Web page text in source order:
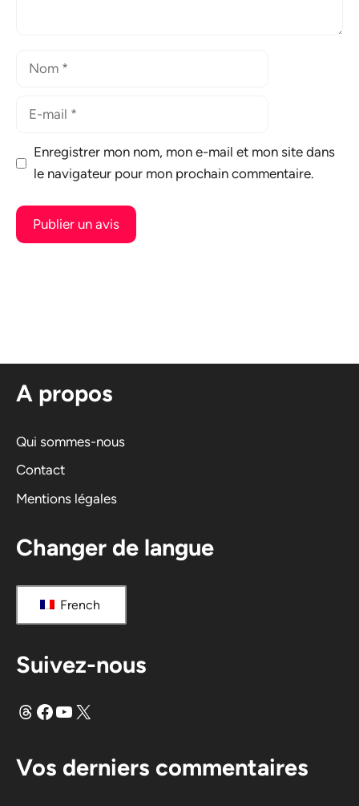
Nom
Enregistrer mon nom, mon e-mail et mon site dans
le navigateur pour mon prochain commentaire.
a
i
e
:
A propos
Qui sommes-nous
Contact
Mentions légales
Changer de langue
French
Suivez-nous
FilsFacebook
YouTube
X
Vos derniers commentaires